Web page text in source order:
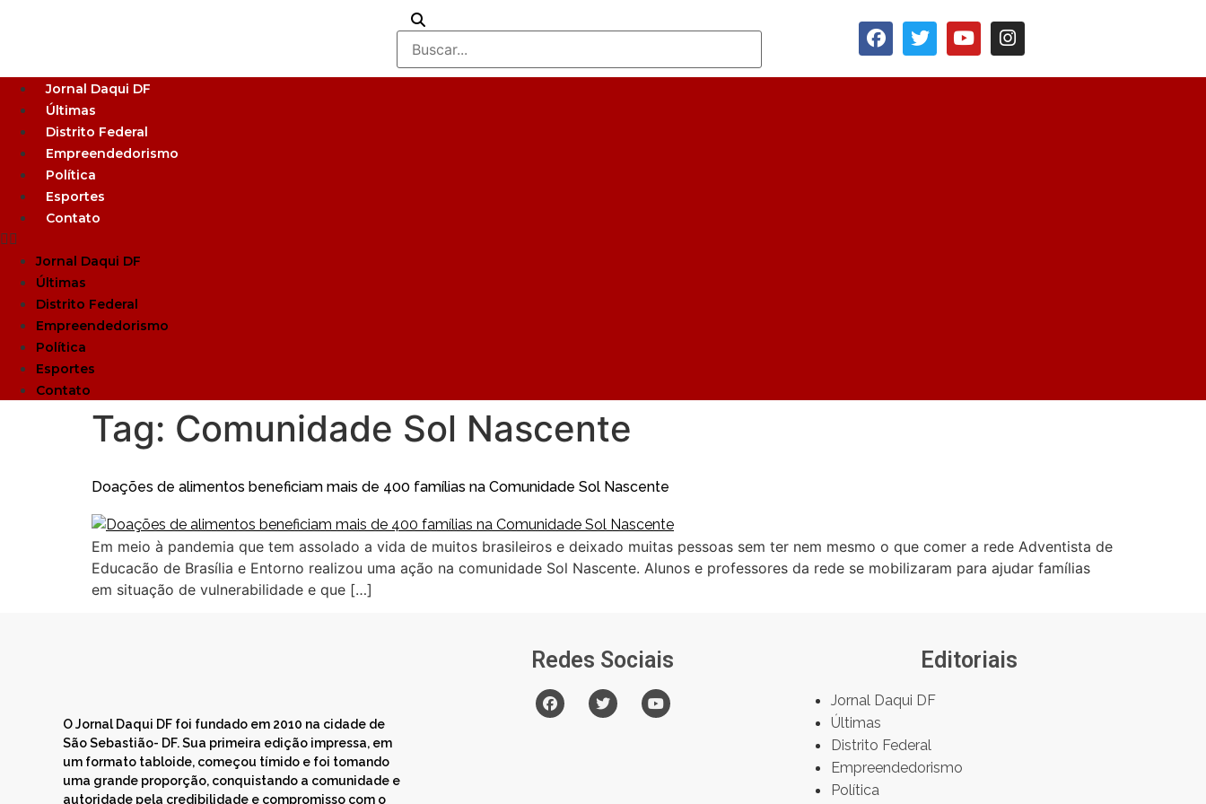
Jornal Daqui DF
Últimas
Distrito Federal
Empreendedorismo
Política
Esportes
Contato
Jornal Daqui DF
Últimas
Distrito Federal
Empreendedorismo
Política
Esportes
Contato
Tag: Comunidade Sol Nascente
Doações de alimentos beneficiam mais de 400 famílias na Comunidade Sol Nascente
Em meio à pandemia que tem assolado a vida de muitos brasileiros e deixado muitas pessoas sem ter nem mesmo o que comer a rede Adventista de
Educacão de Brasília e Entorno realizou uma ação na comunidade Sol Nascente. Alunos e professores da rede se mobilizaram para ajudar famílias
em situação de vulnerabilidade e que […]
O Jornal Daqui DF foi fundado em 2010 na cidade de
São Sebastião- DF. Sua primeira edição impressa, em
um formato tabloide, começou tímido e foi tomando
uma grande proporção, conquistando a comunidade e
autoridade pela credibilidade e compromisso com o
Redes Sociais Editoriais
Jornal Daqui DF
Últimas
Distrito Federal
Empreendedorismo
Política